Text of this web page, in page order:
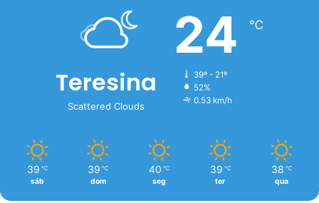
Teresina
Scattered Clouds
24 ℃
39º - 21º
52%
0.53 km/h
39 ℃
sáb
39 ℃
dom
40 ℃
seg
39 ℃
ter
38 ℃
qua